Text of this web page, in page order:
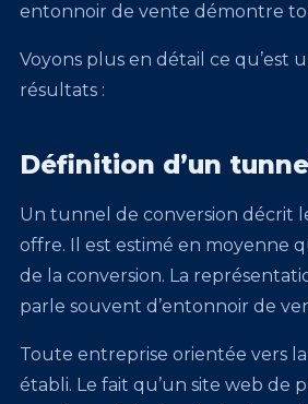
entonnoir de vente démontre
Voyons plus en détail ce
résultats :
Définition d’un
Un tunnel de conversion décrit
offre. Il est estimé en moyenne
de la conversion. La
parle souvent d’entonnoir de
Toute entreprise orientée vers
établi. Le fait qu’un site web de